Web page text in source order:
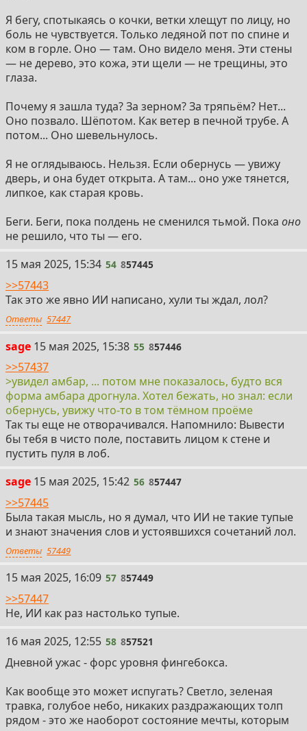
Я бегу, спотыкаясь о кочки, ветки хлещут по лицу, но
боль не чувствуется. Только ледяной пот по спине и
ком в горле. Оно — там. Оно видело меня. Эти стены
— не дерево, это кожа, эти щели — не трещины, это
глаза.
Почему я зашла туда? За зерном? За тряпьём? Нет...
Оно позвало. Шёпотом. Как ветер в печной трубе. А
потом... Оно шевельнулось.
Я не оглядываюсь. Нельзя. Если обернусь — увижу
дверь, и она будет открыта. А там... оно уже тянется,
липкое, как старая кровь.
Беги. Беги, пока полдень не сменился тьмой. Пока оно
не решило, что ты — его.
54
15 мая 2025, 15:34 54 857445
>>57443
Так это же явно ИИ написано, хули ты ждал, лол?
Ответы 57447
sage 55
15 мая 2025, 15:38 55 857446
>>57437
>увидел амбар, ... потом мне показалось, будто вся
форма амбара дрогнула. Хотел бежать, но знал: если
обернусь, увижу что-то в том тёмном проёме
Так ты еще не отворачивался. Напомнило: Вывести
бы тебя в чисто поле, поставить лицом к стене и
пустить пуля в лоб.
sage 56
15 мая 2025, 15:42 56 857447
>>57445
Была такая мысль, но я думал, что ИИ не такие тупые
и знают значения слов и устоявшихся сочетаний лол.
Ответы 57449
57
15 мая 2025, 16:09 57 857449
>>57447
Не, ИИ как раз настолько тупые.
58
16 мая 2025, 12:55 58 857521
Дневной ужас - форс уровня фингебокса.
Как вообще это может испугать? Светло, зеленая
травка, голубое небо, никаких раздражающих толп
рядом - это же наоборот состояние мечты, которым